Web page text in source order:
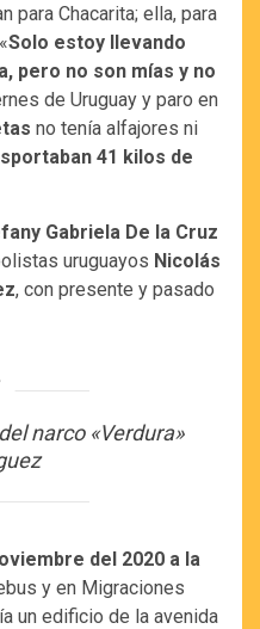
para Chacarita; ella, para
Solo estoy llevando
pero no son mías y no
de Uruguay y paro en
no tenía alfajores ni
41 kilos de
Gabriela De la Cruz
uruguayos Nicolás
, con presente y pasado
narco «Verdura»
del 2020 a la
y en Migraciones
un edificio de la avenida